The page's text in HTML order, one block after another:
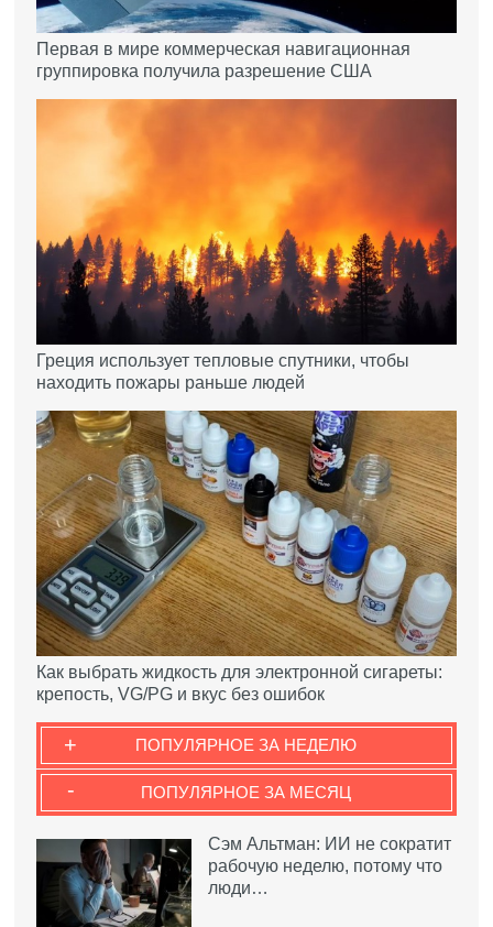
Первая в мире коммерческая навигационная
группировка получила разрешение США
Греция использует тепловые спутники, чтобы
находить пожары раньше людей
Как выбрать жидкость для электронной сигареты:
крепость, VG/PG и вкус без ошибок
ПОПУЛЯРНОЕ ЗА НЕДЕЛЮ
+
ПОПУЛЯРНОЕ ЗА МЕСЯЦ
-
Сэм Альтман: ИИ не сократит
рабочую неделю, потому что
люди…